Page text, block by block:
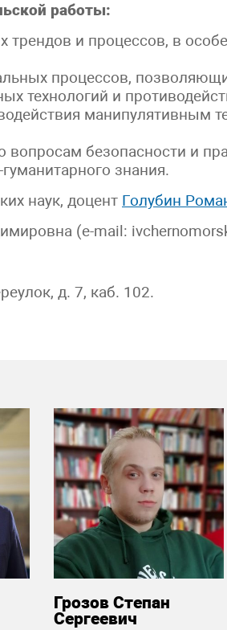
работы:
трендов и процессов, в
процессов,
технологий и
манипулятивным
вопросам безопасности и
знания.
наук, доцент Голубин
(e-mail:
д. 7, каб. 102.
Грозов Степан
Сергеевич